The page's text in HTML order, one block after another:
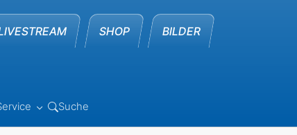
SHOP BILDER
for "Verband"
Submenu for "Service"
Suche